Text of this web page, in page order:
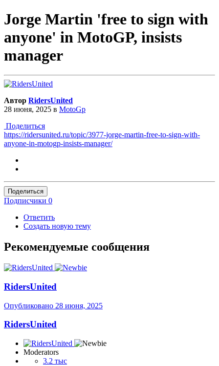
Jorge Martin 'free to sign with
anyone' in MotoGP, insists
manager
Автор RidersUnited
28 июня, 2025 в MotoGp
Поделиться
https://ridersunited.ru/topic/3977-jorge-martin-free-to-sign-with-
anyone-in-motogp-insists-manager/
Поделиться
Подписчики 0
Ответить
Создать новую тему
Рекомендуемые сообщения
RidersUnited
Опубликовано 28 июня, 2025
RidersUnited
Moderators
3.2 тыс